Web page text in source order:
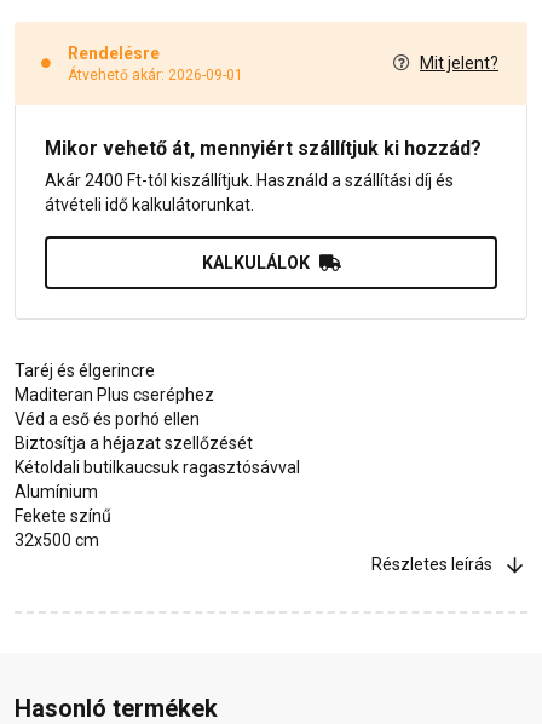
Rendelésre
Átvehető akár: 2026-09-01
Mit jelent?
Mikor vehető át, mennyiért szállítjuk ki hozzád?
Akár 2400 Ft-tól kiszállítjuk. Használd a szállítási díj és
átvételi idő kalkulátorunkat.
KALKULÁLOK
Taréj és élgerincre
Maditeran Plus cseréphez
Véd a eső és porhó ellen
Biztosítja a héjazat szellőzését
Kétoldali butilkaucsuk ragasztósávval
Alumínium
Fekete színű
32x500 cm
Részletes leírás
Hasonló termékek